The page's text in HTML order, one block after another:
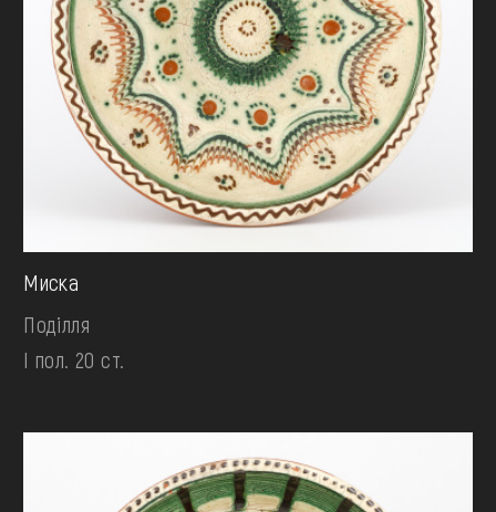
Миска
Поділля
І пол. 20 ст.